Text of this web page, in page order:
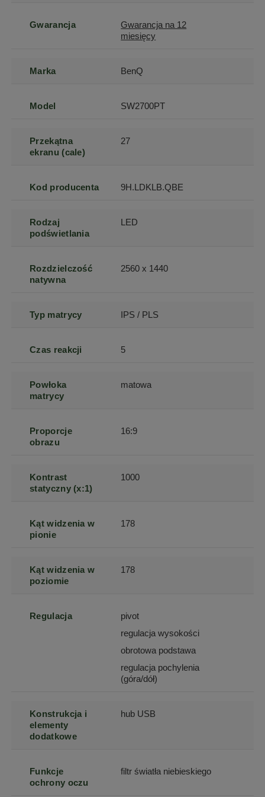
Gwarancja
Gwarancja na 12
miesięcy
Marka BenQ
Model SW2700PT
Przekątna
ekranu (cale)
27
Kod producenta 9H.LDKLB.QBE
Rodzaj
podświetlania
LED
Rozdzielczość
natywna
2560 x 1440
Typ matrycy IPS / PLS
Czas reakcji 5
Powłoka
matrycy
matowa
Proporcje
obrazu
16:9
Kontrast
statyczny (x:1)
1000
Kąt widzenia w
pionie
178
Kąt widzenia w
poziomie
178
Regulacja
pivot
regulacja wysokości
obrotowa podstawa
regulacja pochylenia
(góra/dół)
Konstrukcja i
elementy
dodatkowe
hub USB
Funkcje
ochrony oczu
filtr światła niebieskiego